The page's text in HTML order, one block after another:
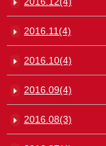
2016.11(4)
2016.10(4)
2016.09(4)
2016.08(3)